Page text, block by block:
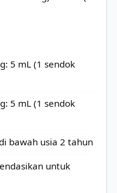
5 mL (1 sendok
5 mL (1 sendok
bawah usia 2 tahun
untuk